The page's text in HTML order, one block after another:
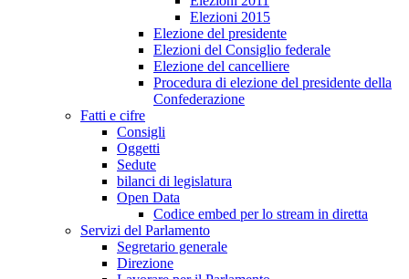
Elezioni 2015
Elezione del presidente
Elezioni del Consiglio federale
Elezione del cancelliere
Procedura di elezione del presidente della
Confederazione
Fatti e cifre
Consigli
Oggetti
Sedute
bilanci di legislatura
Open Data
Codice embed per lo stream in diretta
Servizi del Parlamento
Segretario generale
Direzione